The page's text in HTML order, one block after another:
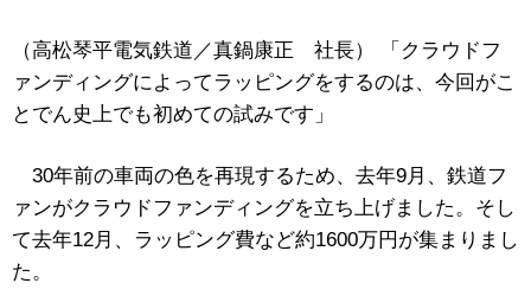
（高松琴平電気鉄道／真鍋康正 社長） 「クラウドフ
ァンディングによってラッピングをするのは、今回がこ
とでん史上でも初めての試みです」
30年前の車両の色を再現するため、去年9月、鉄道フ
ァンがクラウドファンディングを立ち上げました。そし
て去年12月、ラッピング費など約1600万円が集まりまし
た。